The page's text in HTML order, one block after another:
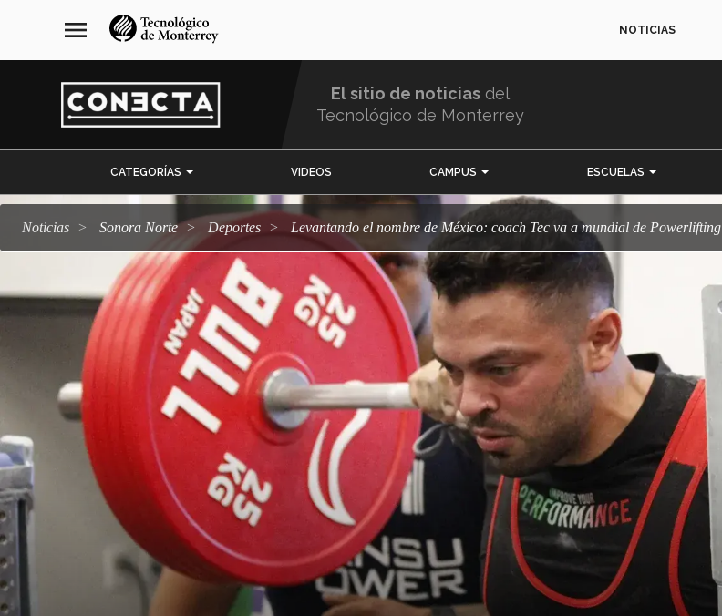
navegación
principal
menu NOTICIAS
El sitio de noticias del
Tecnológico de Monterrey
CATEGORÍAS VIDEOS CAMPUS ESCUELAS
Noticias Sonora Norte deportes Levantando el nombre de México: coach Tec va a mundial de Powerlifting